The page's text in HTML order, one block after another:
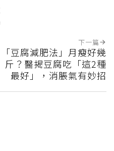
下一篇
「豆腐減肥法」月瘦好幾
斤？醫揭豆腐吃「這2種
最好」，消脹氣有妙招